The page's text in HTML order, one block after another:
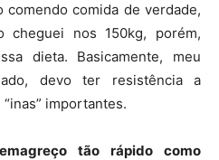
comida de verdade,
nos 150kg, porém,
dieta. Basicamente, meu
devo ter resistência a
importantes.
tão rápido como